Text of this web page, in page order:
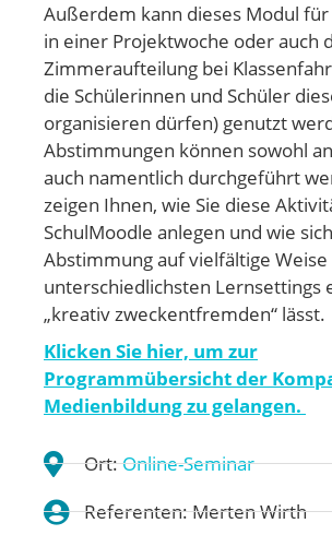
Außerdem kann dieses Modul für
in einer Projektwoche oder auch
Zimmeraufteilung bei
die Schülerinnen und Schüler
organisieren dürfen) genutzt
Abstimmungen können sowohl
auch namentlich durchgeführt
zeigen Ihnen, wie Sie diese
SchulMoodle anlegen und wie
Abstimmung auf vielfältige Weise
unterschiedlichsten Lernsettings
„kreativ zweckentfremden“ lässt.
Klicken Sie hier, um zur
Programmübersicht der
Medienbildung zu gelangen.
Ort:Online-Seminar
Referenten: Merten Wirth